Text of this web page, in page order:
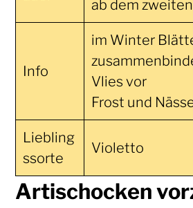
ab dem
Info
im Winter
Vlies vor
Frost und
Liebling
ssorte
Violetto
Artischocken